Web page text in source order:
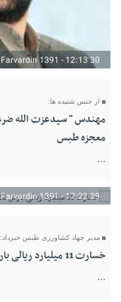
30 Farvardin 1391 - 12:13
از جنس شنیده ها:
معجزه طبس
...
29 Farvardin 1391 - 17:22
مدیر جهاد کشاورزی طبس خبرداد:
خسارت 11 میلیارد ریالی بارش تگرگ و باران به بخش کشاورزی طبس
...